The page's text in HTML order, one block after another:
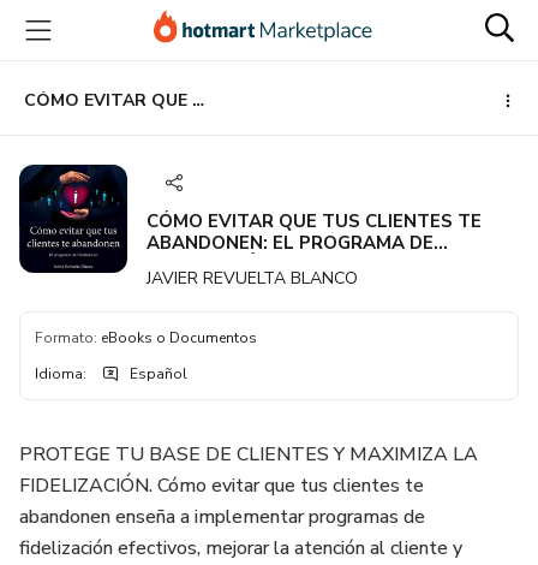
principal
página
de
página
CÓMO EVITAR QUE TUS CLIENTES TE ABANDONEN: EL PROGRAMA DE FIDELIZACIÓN
CÓMO EVITAR QUE TUS CLIENTES TE
ABANDONEN: EL PROGRAMA DE
JAVIER REVUELTA BLANCO
Formato: eBooks o Documentos
Idioma: Español
PROTEGE TU BASE DE CLIENTES Y MAXIMIZA LA
FIDELIZACIÓN. Cómo evitar que tus clientes te
abandonen enseña a implementar programas de
fidelización efectivos, mejorar la atención al cliente y